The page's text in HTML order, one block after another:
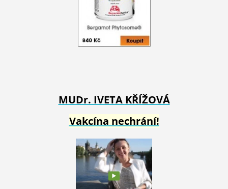
MUDr. IVETA KŘÍŽOVÁ
Vakcína nechrání!